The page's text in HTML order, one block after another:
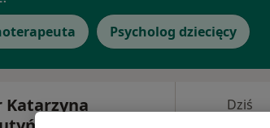
Psycholog dziecięcy
Katarzyna
Dziś